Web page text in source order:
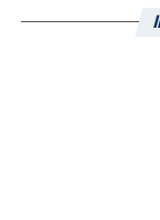
allenata da